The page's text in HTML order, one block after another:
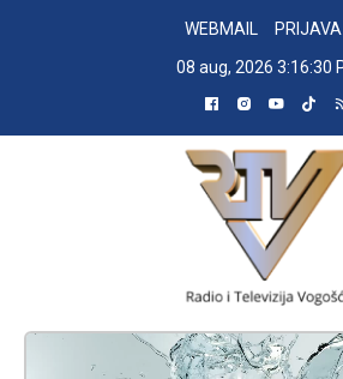
WEBMAIL
PRIJAVA
08 aug, 2026 3:16:31
RADIO